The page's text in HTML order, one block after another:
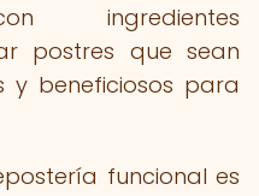
ingredientes
postres que sean
y beneficiosos para
funcional es